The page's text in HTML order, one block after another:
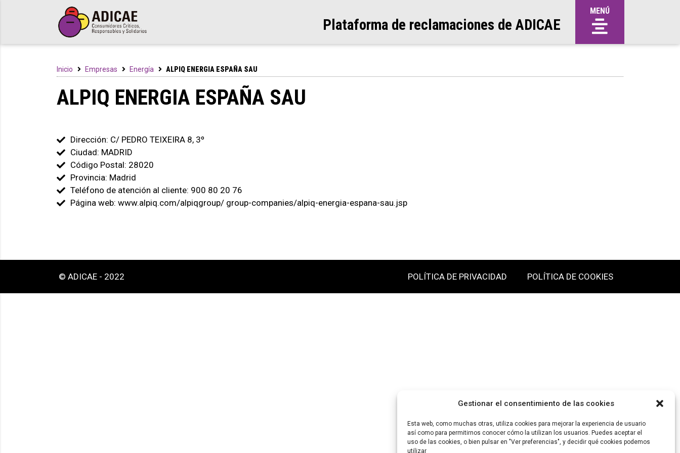
Gestionar el consentimiento de las cookies
Esta web, como muchas otras, utiliza cookies para mejorar la experiencia de usuario
así como para permitirnos conocer cómo la utilizan los usuarios. Puedes aceptar el
uso de las cookies, o bien pulsar en "Ver preferencias", y decidir qué cookies podemos
utilizar
Plataforma de reclamaciones de ADICAE
MENÚ
Inicio Empresas Energía ALPIQ ENERGIA ESPAÑA SAU
ALPIQ ENERGIA ESPAÑA SAU
Dirección: C/ PEDRO TEIXEIRA 8, 3º
Ciudad: MADRID
Código Postal: 28020
Provincia: Madrid
Teléfono de atención al cliente: 900 80 20 76
Página web: www.alpiq.com/alpiqgroup/ group-companies/alpiq-energia-espana-sau.jsp
© ADICAE - 2022 POLÍTICA DE PRIVACIDAD POLÍTICA DE COOKIES